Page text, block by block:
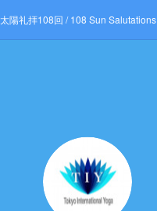
太陽礼拝108回 / 108 Sun Salutations